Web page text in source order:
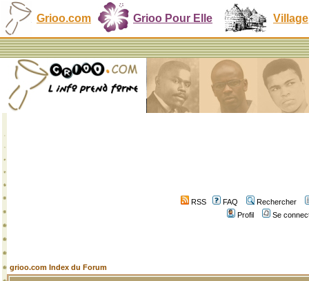
Grioo.com Grioo Pour Elle Village
RSS FAQ
Rechercher
Profil
Se
grioo.com Index du Forum